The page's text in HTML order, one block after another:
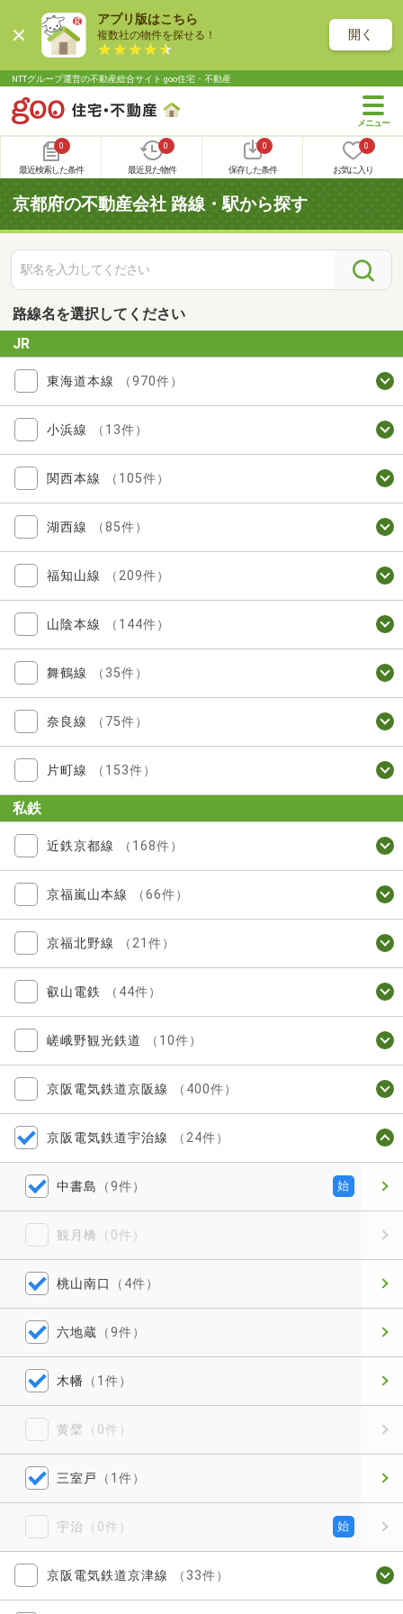
アプリ版はこちら
複数社の物件を探せる！ 開く
NTTグループ運営の不動産総合サイト goo住宅・不動産
0
最近検索した条件
0
最近見た物件
0
保存した条件
0
お気に入り
京都府の不動産会社 路線・駅から探す
路線名を選択してください
JR
東海道本線 （970件）
小浜線 （13件）
関西本線 （105件）
湖西線 （85件）
福知山線 （209件）
山陰本線 （144件）
舞鶴線 （35件）
奈良線 （75件）
片町線 （153件）
私鉄
近鉄京都線 （168件）
京福嵐山本線 （66件）
京福北野線 （21件）
叡山電鉄 （44件）
嵯峨野観光鉄道 （10件）
京阪電気鉄道京阪線 （400件）
京阪電気鉄道宇治線 （24件）
中書島 （9件） 始
観月橋 （0件）
桃山南口 （4件）
六地蔵 （9件）
木幡 （1件）
黄檗 （0件）
三室戸 （1件）
宇治 （0件） 始
京阪電気鉄道京津線 （33件）